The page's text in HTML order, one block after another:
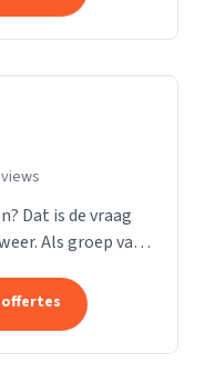
Dat is de vraag
Als groep van
woningbouw.